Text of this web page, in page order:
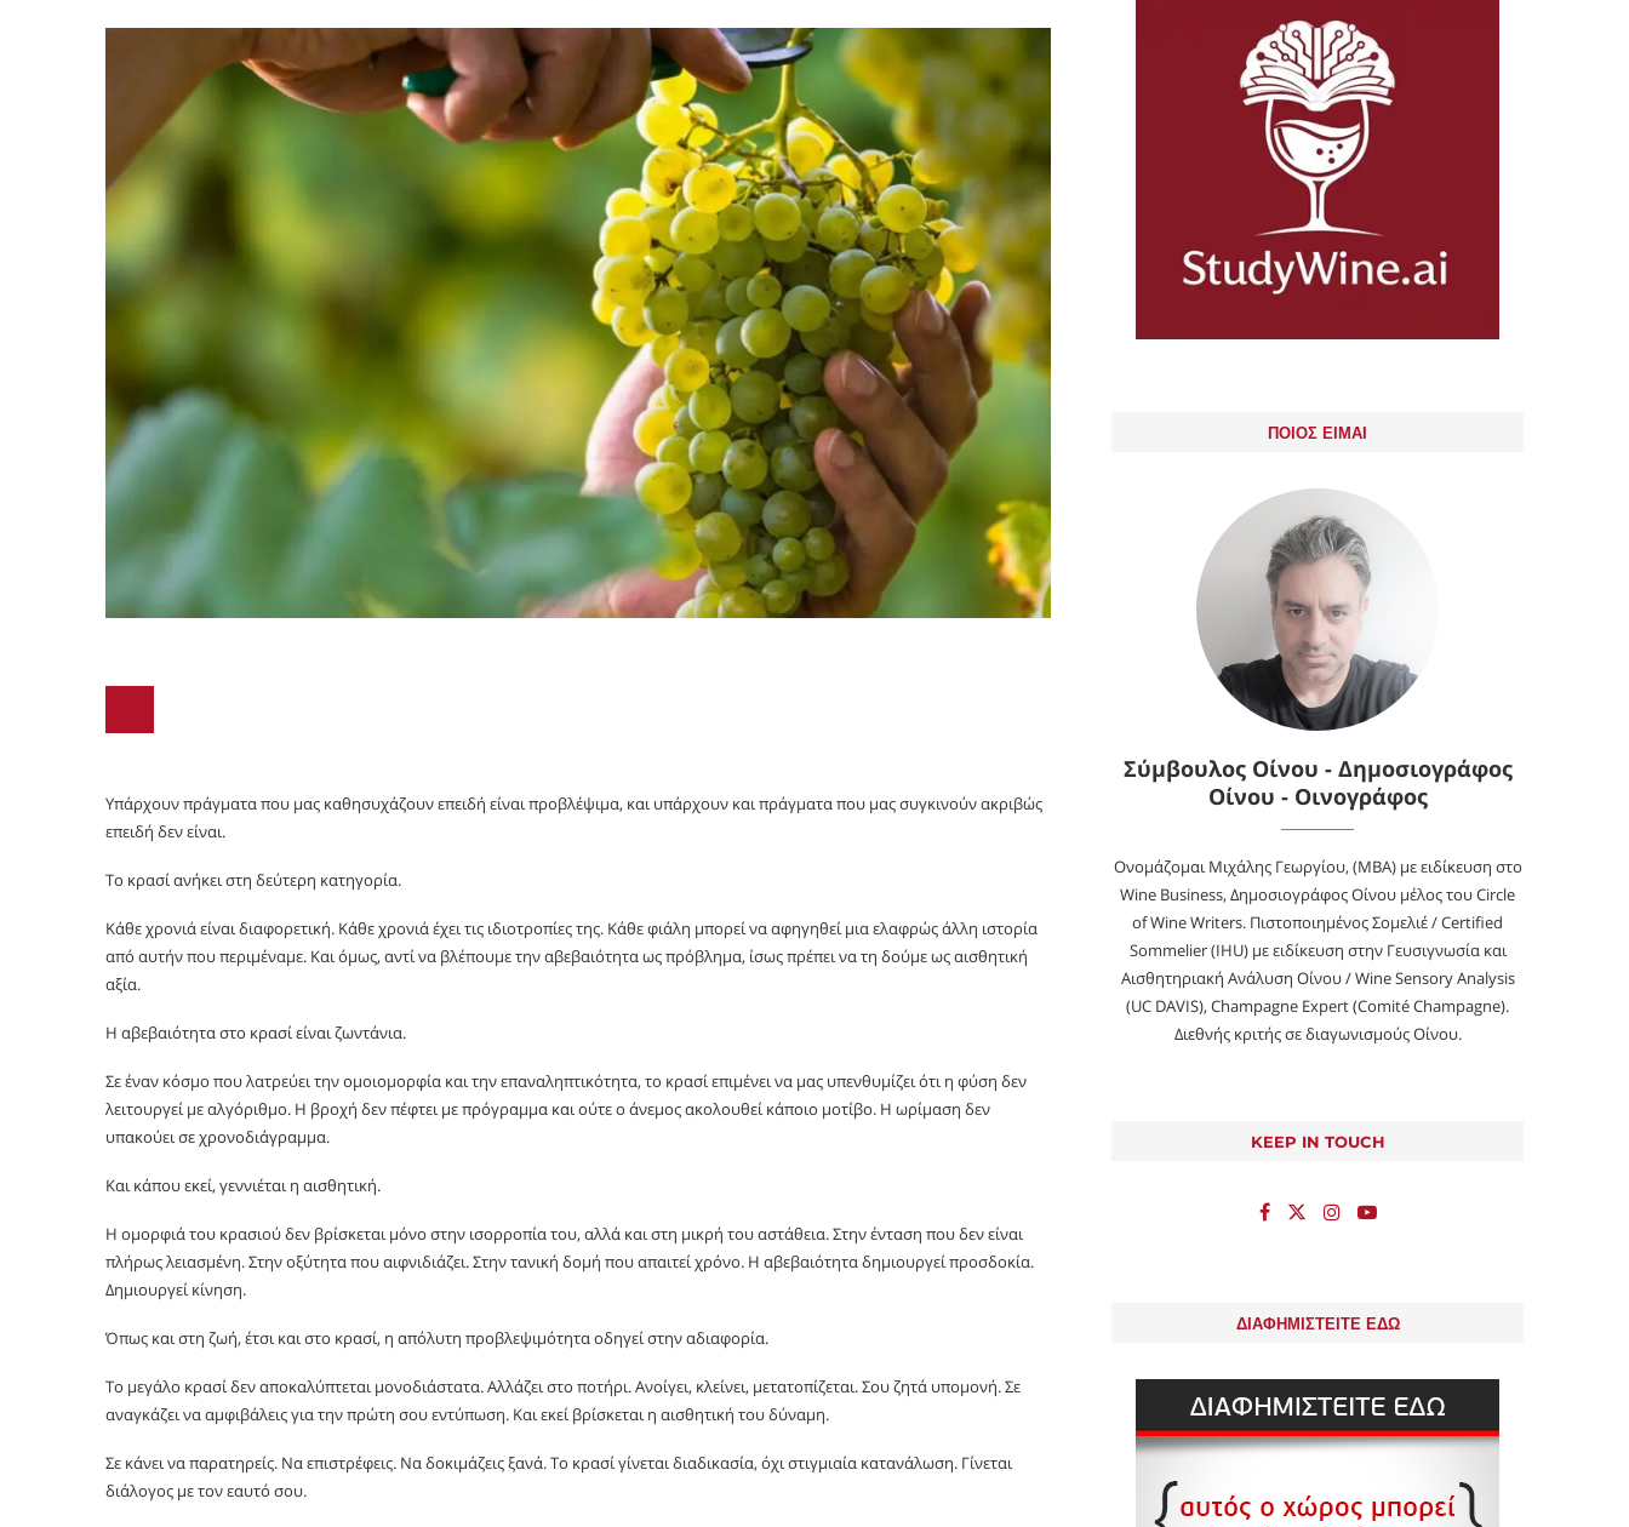
Υπάρχουν πράγματα που μας καθησυχάζουν επειδή είναι προβλέψιμα, και υπάρχουν και πράγματα που μας συγκινούν ακριβώς
επειδή δεν είναι.
Το κρασί ανήκει στη δεύτερη κατηγορία.
Κάθε χρονιά είναι διαφορετική. Κάθε χρονιά έχει τις ιδιοτροπίες της. Κάθε φιάλη μπορεί να αφηγηθεί μια ελαφρώς άλλη ιστορία
από αυτήν που περιμέναμε. Και όμως, αντί να βλέπουμε την αβεβαιότητα ως πρόβλημα, ίσως πρέπει να τη δούμε ως αισθητική
αξία.
Η αβεβαιότητα στο κρασί είναι ζωντάνια.
Σε έναν κόσμο που λατρεύει την ομοιομορφία και την επαναληπτικότητα, το κρασί επιμένει να μας υπενθυμίζει ότι η φύση δεν
λειτουργεί με αλγόριθμο. Η βροχή δεν πέφτει με πρόγραμμα και ούτε ο άνεμος ακολουθεί κάποιο μοτίβο. Η ωρίμαση δεν
υπακούει σε χρονοδιάγραμμα.
Και κάπου εκεί, γεννιέται η αισθητική.
Η ομορφιά του κρασιού δεν βρίσκεται μόνο στην ισορροπία του, αλλά και στη μικρή του αστάθεια. Στην ένταση που δεν είναι
πλήρως λειασμένη. Στην οξύτητα που αιφνιδιάζει. Στην τανική δομή που απαιτεί χρόνο. Η αβεβαιότητα δημιουργεί προσδοκία.
Δημιουργεί κίνηση.
Όπως και στη ζωή, έτσι και στο κρασί, η απόλυτη προβλεψιμότητα οδηγεί στην αδιαφορία.
Το μεγάλο κρασί δεν αποκαλύπτεται μονοδιάστατα. Αλλάζει στο ποτήρι. Ανοίγει, κλείνει, μετατοπίζεται. Σου ζητά υπομονή. Σε
αναγκάζει να αμφιβάλεις για την πρώτη σου εντύπωση. Και εκεί βρίσκεται η αισθητική του δύναμη.
Σε κάνει να παρατηρείς. Να επιστρέφεις. Να δοκιμάζεις ξανά. Το κρασί γίνεται διαδικασία, όχι στιγμιαία κατανάλωση. Γίνεται
διάλογος με τον εαυτό σου.
ΠΟΙΟΣ ΕΙΜΑΙ
Σύμβουλος Οίνου - Δημοσιογράφος
Οίνου - Οινογράφος
Ονομάζομαι Μιχάλης Γεωργίου, (MBA) με ειδίκευση στο
Wine Business, Δημοσιογράφος Οίνου μέλος του Circle
of Wine Writers. Πιστοποιημένος Σομελιέ / Certified
Sommelier (IHU) με ειδίκευση στην Γευσιγνωσία και
Αισθητηριακή Ανάλυση Οίνου / Wine Sensory Analysis
(UC DAVIS), Champagne Expert (Comité Champagne).
Διεθνής κριτής σε διαγωνισμούς Οίνου.
KEEP IN TOUCH
ΔΙΑΦΗΜΙΣΤΕΙΤΕ ΕΔΩ